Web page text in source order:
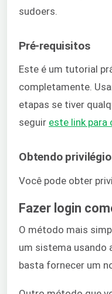
sudoers.
Pré-requisitos
Este é um tutorial
completamente.
etapas se tiver
seguir este link para
Obtendo
Você pode obter
Fazer login
O método mais
um sistema usando
basta fornecer um